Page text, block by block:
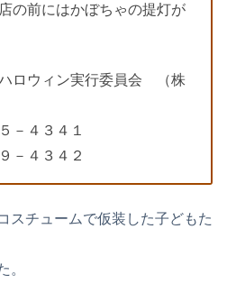
の前にはかぼちゃの提灯が
ロウィン実行委員会 （株
－４３４１
－４３４２
スチュームで仮装した子どもた
。